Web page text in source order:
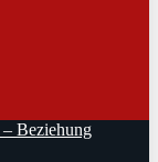
Beziehung